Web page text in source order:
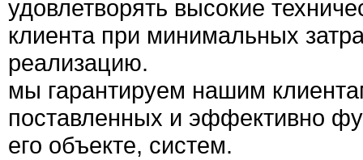
удовлетворять высокие
клиента при минимальных
реализацию.
мы гарантируем нашим
поставленных и эффективно
его объекте, систем.